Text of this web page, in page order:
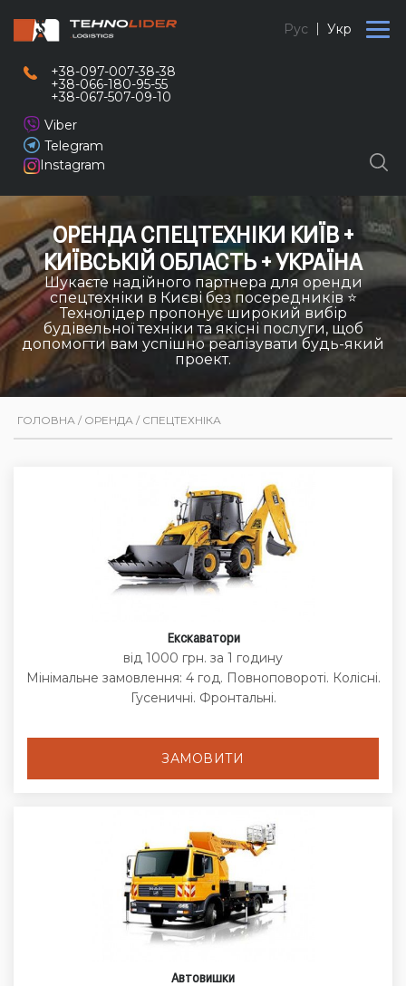
Рус Укр
+38-097-007-38-38
+38-066-180-95-55
+38-067-507-09-10
Viber
Telegram
Instagram
ОРЕНДА СПЕЦТЕХНІКИ КИЇВ +
КИЇВСЬКІЙ ОБЛАСТЬ + УКРАЇНА
Шукаєте надійного партнера для оренди
спецтехніки в Києві без посередників ⭐
Технолідер пропонує широкий вибір
будівельної техніки та якісні послуги, щоб
допомогти вам успішно реалізувати будь-який
проект.
ГОЛОВНА / ОРЕНДА / СПЕЦТЕХНІКА
Екскаватори
від 1000 грн. за 1 годину
Мінімальне замовлення: 4 год. Повноповороті. Колісні.
Гусеничні. Фронтальні.
ЗАМОВИТИ
Автовишки